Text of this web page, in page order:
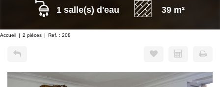
1 salle(s) d'eau
39 m²
Accueil 2 pièces Ref. : 208